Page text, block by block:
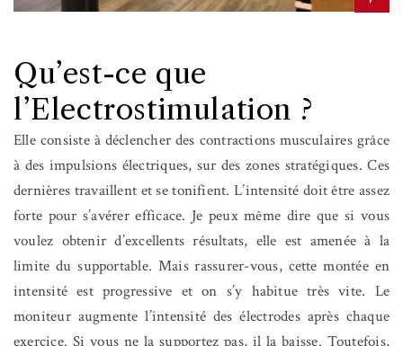
Qu’est-ce que
l’Electrostimulation ?
Elle consiste à déclencher des contractions musculaires grâce
à des impulsions électriques, sur des zones stratégiques. Ces
dernières travaillent et se tonifient. L’intensité doit être assez
forte pour s’avérer efficace. Je peux même dire que si vous
voulez obtenir d’excellents résultats, elle est amenée à la
limite du supportable. Mais rassurer-vous, cette montée en
intensité est progressive et on s’y habitue très vite. Le
moniteur augmente l’intensité des électrodes après chaque
exercice. Si vous ne la supportez pas, il la baisse. Toutefois,